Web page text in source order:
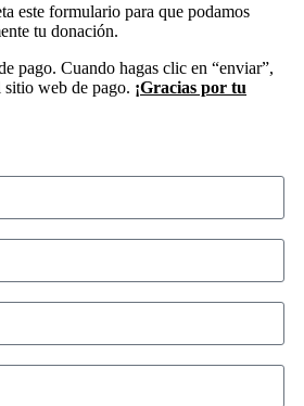
este formulario para que podamos
tu donación.
pago. Cuando hagas clic en “enviar”,
sitio web de pago. ¡Gracias por tu